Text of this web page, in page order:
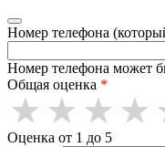
Номер телефона
Номер телефона может
Общая оценка *
Оценка от 1 до 5